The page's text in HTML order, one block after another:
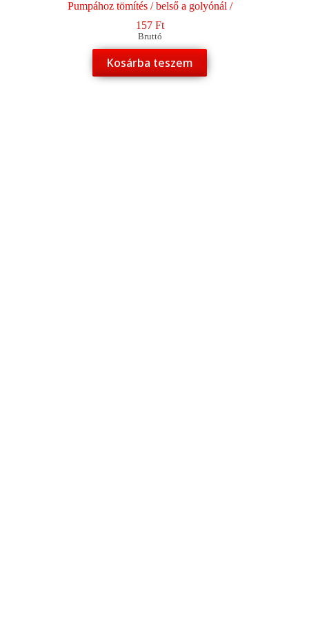
Pumpához tömítés / belső a golyónál /
157 Ft
Bruttó
Kosárba teszem